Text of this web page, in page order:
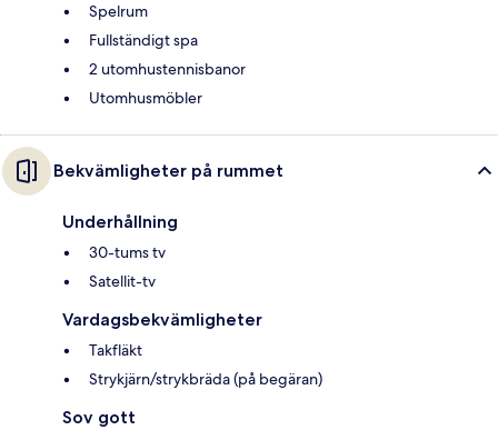
Spelrum
Fullständigt spa
2 utomhustennisbanor
Utomhusmöbler
Bekvämligheter på rummet
Underhållning
30-tums tv
Satellit-tv
Vardagsbekvämligheter
Takfläkt
Strykjärn/strykbräda (på begäran)
Sov gott